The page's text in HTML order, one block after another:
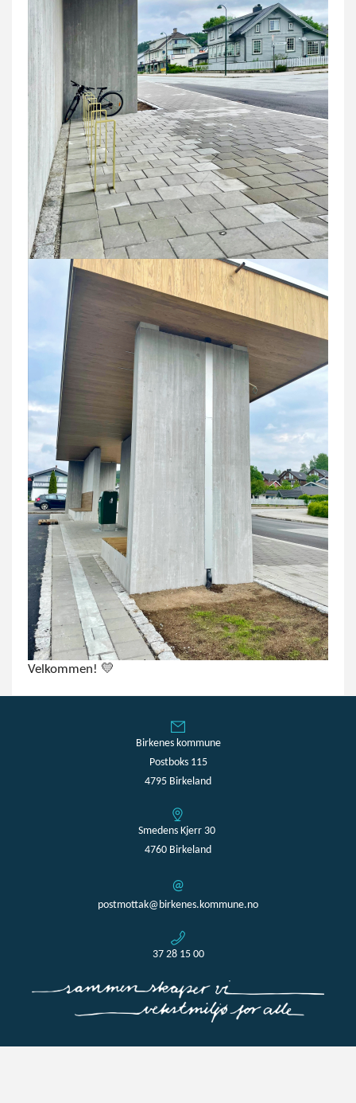
Velkommen! 💛
Birkenes kommune
Postboks 115
4795 Birkeland
Smedens Kjerr 30
4760 Birkeland
postmottak@birkenes.kommune.no
37 28 15 00